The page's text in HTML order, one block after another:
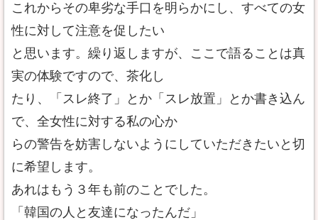
これからその卑劣な手口を明らかにし、すべての女
性に対して注意を促したい
と思います。繰り返しますが、ここで語ることは真
実の体験ですので、茶化し
たり、「スレ終了」とか「スレ放置」とか書き込ん
で、全女性に対する私の心か
らの警告を妨害しないようにしていただきたいと切
に希望します。
あれはもう３年も前のことでした。
「韓国の人と友達になったんだ」